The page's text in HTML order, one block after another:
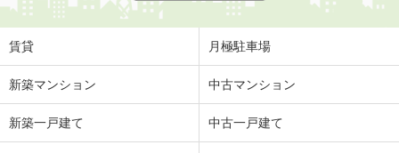
賃貸 月極駐車場
新築マンション 中古マンション
新築一戸建て 中古一戸建て